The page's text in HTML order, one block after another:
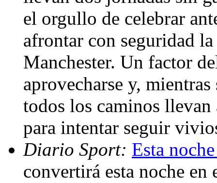
el orgullo de celebrar
afrontar con seguridad
Manchester. Un factor
aprovecharse y,
todos los caminos llevan
para intentar seguir
Diario Sport: Esta
convertirá esta noche en